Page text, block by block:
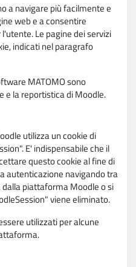
a navigare più facilmente e
web e a consentire
Le pagine dei servizi
indicati nel paragrafo
MATOMO sono
e la reportistica di Moodle.
utilizza un cookie di
E' indispensabile che il
questo cookie al fine di
autenticazione navigando tra
dalla piattaforma Moodle o si
viene eliminato.
utilizzati per alcune